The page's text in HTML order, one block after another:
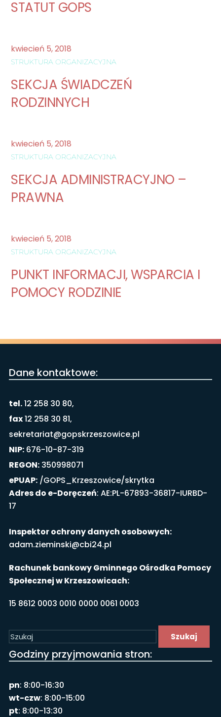
STATUT GOPS
kwiecień 5,2018
STRUKTURA ORGANIZACYJNA
SEKCJA ŚWIADCZEŃ
RODZINNYCH
kwiecień 5,2018
STRUKTURA ORGANIZACYJNA
SEKCJA ADMINISTRACYJNO –
PRAWNA
kwiecień 5,2018
STRUKTURA ORGANIZACYJNA
PUNKT INFORMACJI, WSPARCIA I
POMOCY RODZINIE
Dane kontaktowe:
tel.12 258 30 80,
fax12 258 30 81,
sekretariat@gopskrzeszowice.pl
NIP:676-10-87-319
REGON:350998071
ePUAP:/GOPS_Krzeszowice/skrytka
Adres do e-Doręczeń: AE:PL-67893-36817-IURBD-
17
Inspektor ochrony danych osobowych:
adam.zieminski@cbi24.pl
Rachunek bankowy Gminnego Ośrodka Pomocy
Społecznej w Krzeszowicach:
15 8612 0003 0010 0000 0061 0003
Szukaj
Godziny przyjmowania stron:
pn: 8:00-16:30
wt-czw: 8:00-15:00
pt: 8:00-13:30